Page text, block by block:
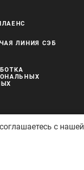
ЛИНИЯ СЭБ
с нашей